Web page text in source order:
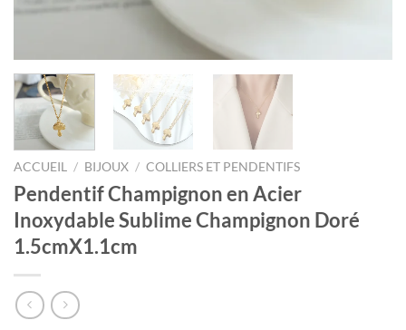
ACCUEIL / BIJOUX / COLLIERS ET PENDENTIFS
Pendentif Champignon en Acier
Inoxydable Sublime Champignon Doré
1.5cmX1.1cm